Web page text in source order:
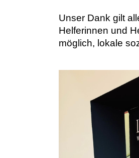
Unser Dank gilt
Helferinnen und
möglich, lokale